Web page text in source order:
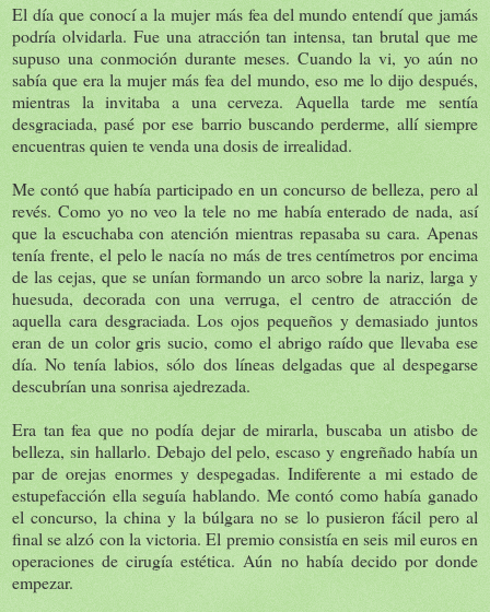
El día que conocí a la mujer más fea del mundo entendí que jamás
podría olvidarla. Fue una atracción tan intensa, tan brutal que me
supuso una conmoción durante meses. Cuando la vi, yo aún no
sabía que era la mujer más fea del mundo, eso me lo dijo después,
mientras la invitaba a una cerveza. Aquella tarde me sentía
desgraciada, pasé por ese barrio buscando perderme, allí siempre
encuentras quien te venda una dosis de irrealidad.
Me contó que había participado en un concurso de belleza, pero al
revés. Como yo no veo la tele no me había enterado de nada, así
que la escuchaba con atención mientras repasaba su cara. Apenas
tenía frente, el pelo le nacía no más de tres centímetros por encima
de las cejas, que se unían formando un arco sobre la nariz, larga y
huesuda, decorada con una verruga, el centro de atracción de
aquella cara desgraciada. Los ojos pequeños y demasiado juntos
eran de un color gris sucio, como el abrigo raído que llevaba ese
día. No tenía labios, sólo dos líneas delgadas que al despegarse
descubrían una sonrisa ajedrezada.
Era tan fea que no podía dejar de mirarla, buscaba un atisbo de
belleza, sin hallarlo. Debajo del pelo, escaso y engreñado había un
par de orejas enormes y despegadas. Indiferente a mi estado de
estupefacción ella seguía hablando. Me contó como había ganado
el concurso, la china y la búlgara no se lo pusieron fácil pero al
final se alzó con la victoria. El premio consistía en seis mil euros en
operaciones de cirugía estética. Aún no había decido por donde
empezar.